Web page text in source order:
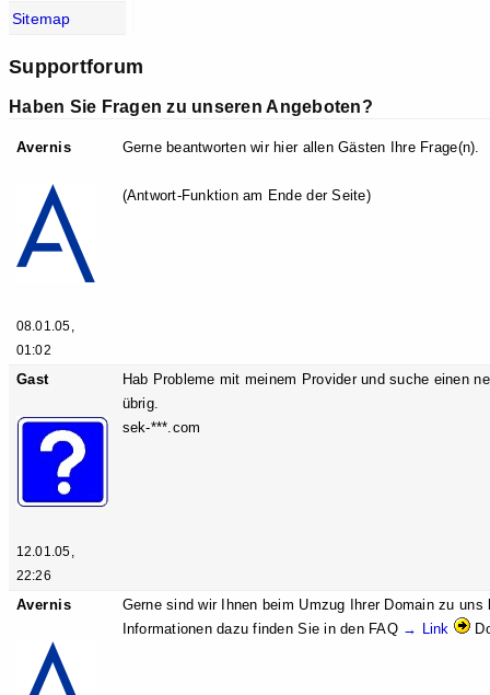
Sitemap
Supportforum
Haben Sie Fragen zu unseren Angeboten?
Avernis
08.01.05,
01:02
Gerne beantworten wir hier allen Gästen Ihre Frage(n).
(Antwort-Funktion am Ende der Seite)
Gast
12.01.05,
22:26
Hab Probleme mit meinem Provider und suche einen
übrig.
sek-***.com
Avernis
Gerne sind wir Ihnen beim Umzug Ihrer Domain zu uns
Informationen dazu finden Sie in den FAQ → Link